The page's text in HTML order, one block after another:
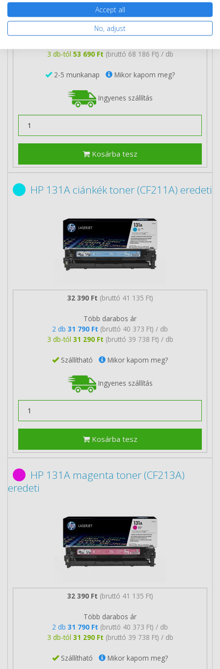
55 590 Ft (bruttó 70 599 Ft)
Több darabos ár
3 db-tól 53 690 Ft (bruttó 68 186 Ft) / db
2-5 munkanap Mikor kapom meg?
Ingyenes szállítás
Kosárba tesz
HP 131A ciánkék toner (CF211A) eredeti
32 390 Ft (bruttó 41 135 Ft)
Több darabos ár
2 db 31 790 Ft (bruttó 40 373 Ft) / db
3 db-tól 31 290 Ft (bruttó 39 738 Ft) / db
Szállítható Mikor kapom meg?
Ingyenes szállítás
Kosárba tesz
HP 131A magenta toner (CF213A)
eredeti
32 390 Ft (bruttó 41 135 Ft)
Több darabos ár
2 db 31 790 Ft (bruttó 40 373 Ft) / db
3 db-tól 31 290 Ft (bruttó 39 738 Ft) / db
Szállítható Mikor kapom meg?
Accept all
No, adjust